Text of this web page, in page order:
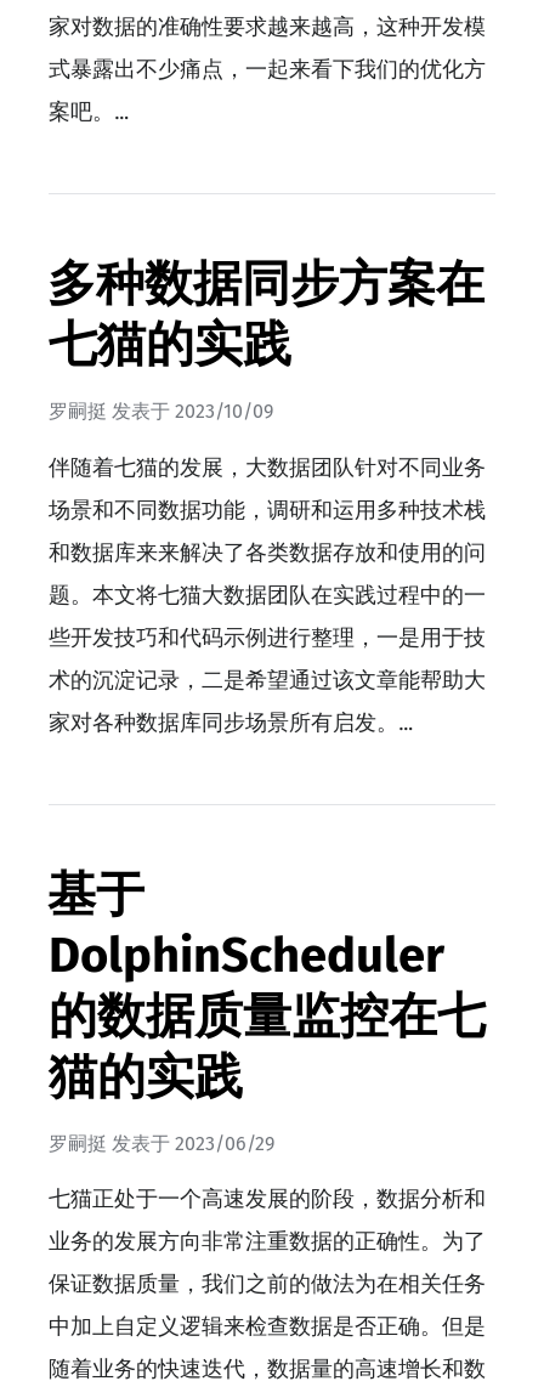
家对数据的准确性要求越来越高，这种开发模
式暴露出不少痛点，一起来看下我们的优化方
案吧。…
多种数据同步方案在
七猫的实践
罗嗣挺 发表于 2023/10/09
伴随着七猫的发展，大数据团队针对不同业务
场景和不同数据功能，调研和运用多种技术栈
和数据库来来解决了各类数据存放和使用的问
题。本文将七猫大数据团队在实践过程中的一
些开发技巧和代码示例进行整理，一是用于技
术的沉淀记录，二是希望通过该文章能帮助大
家对各种数据库同步场景所有启发。…
基于
DolphinScheduler
的数据质量监控在七
猫的实践
罗嗣挺 发表于 2023/06/29
七猫正处于一个高速发展的阶段，数据分析和
业务的发展方向非常注重数据的正确性。为了
保证数据质量，我们之前的做法为在相关任务
中加上自定义逻辑来检查数据是否正确。但是
随着业务的快速迭代，数据量的高速增长和数